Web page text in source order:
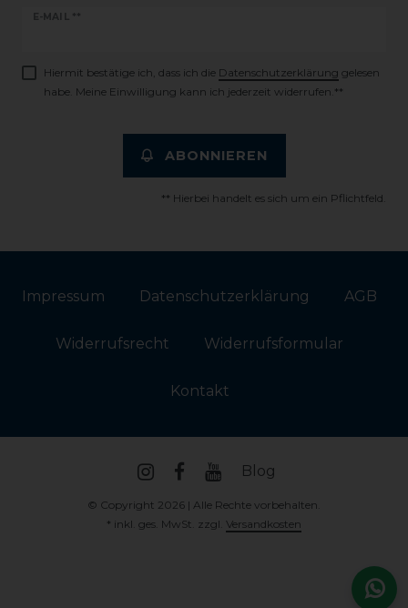
E-MAIL **
Newsletter
Hiermit bestätige ich, dass ich die Daten­schutz­erklärung gelesen
habe. Meine Einwilligung kann ich jederzeit widerrufen.**
ABONNIEREN
** Hierbei handelt es sich um ein Pflichtfeld.
Impressum Daten­schutz­erklärung AGB
Widerrufs­recht Widerrufs­formular
Kontakt
Blog
© Copyright 2026 | Alle Rechte vorbehalten.
* inkl. ges. MwSt. zzgl. Versandkosten